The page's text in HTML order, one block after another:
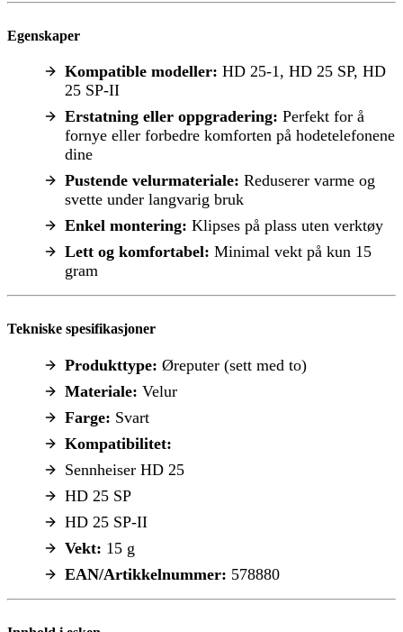
Egenskaper
Kompatible modeller: HD 25-1, HD 25 SP, HD
25 SP-II
Erstatning eller oppgradering: Perfekt for å
fornye eller forbedre komforten på hodetelefonene
dine
Pustende velurmateriale: Reduserer varme og
svette under langvarig bruk
Enkel montering: Klipses på plass uten verktøy
Lett og komfortabel: Minimal vekt på kun 15
gram
Tekniske spesifikasjoner
Produkttype: Øreputer (sett med to)
Materiale: Velur
Farge: Svart
Kompatibilitet:
Sennheiser HD 25
HD 25 SP
HD 25 SP-II
Vekt: 15 g
EAN/Artikkelnummer: 578880